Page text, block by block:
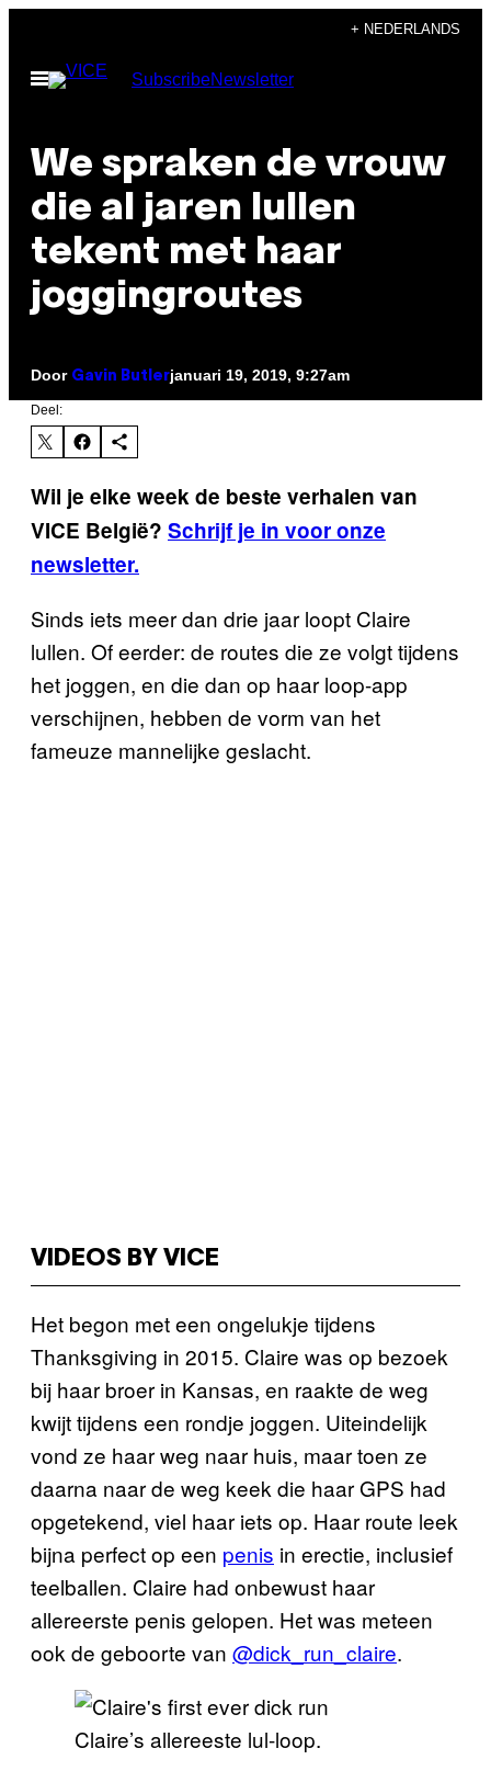
de
+ NEDERLANDS
Open
menu
SubscribeNewsletter
We spraken de vrouw
die al jaren lullen
tekent met haar
joggingroutes
Door Gavin Butlerjanuari 19, 2019, 9:27am
Deel:
Wil je elke week de beste verhalen van
VICE België? Schrijf je in voor onze
newsletter.
Sinds iets meer dan drie jaar loopt Claire
lullen. Of eerder: de routes die ze volgt tijdens
het joggen, en die dan op haar loop-app
verschijnen, hebben de vorm van het
fameuze mannelijke geslacht.
VIDEOS BY VICE
Het begon met een ongelukje tijdens
Thanksgiving in 2015. Claire was op bezoek
bij haar broer in Kansas, en raakte de weg
kwijt tijdens een rondje joggen. Uiteindelijk
vond ze haar weg naar huis, maar toen ze
daarna naar de weg keek die haar GPS had
opgetekend, viel haar iets op. Haar route leek
bijna perfect op een penis in erectie, inclusief
teelballen. Claire had onbewust haar
allereerste penis gelopen. Het was meteen
ook de geboorte van @dick_run_claire.
Claire’s allereeste lul-loop.